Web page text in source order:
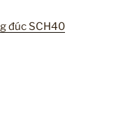
đúc SCH40